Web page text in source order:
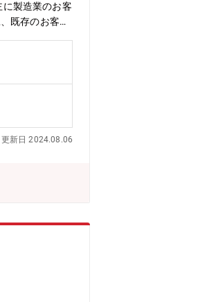
製造業のお客
既存のお客様
背景】組織・
更新日 2024.08.06